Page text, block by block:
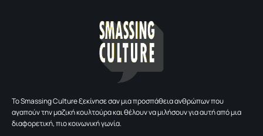
To Smassing Culture ξεκίνησε σαν μια προσπάθεια ανθρώπων που
αγαπούν την μαζική κουλτούρα και θέλουν να μιλήσουν για αυτή από μια
διαφορετική, πιο κοινωνική γωνία.